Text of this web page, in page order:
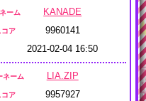
ーム KANADE
コア 9960141
2021-02-04 16:50
ネーム LIA.ZIP
コア 9957927